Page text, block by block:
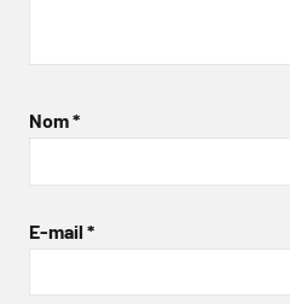
Nom*
E-mail *